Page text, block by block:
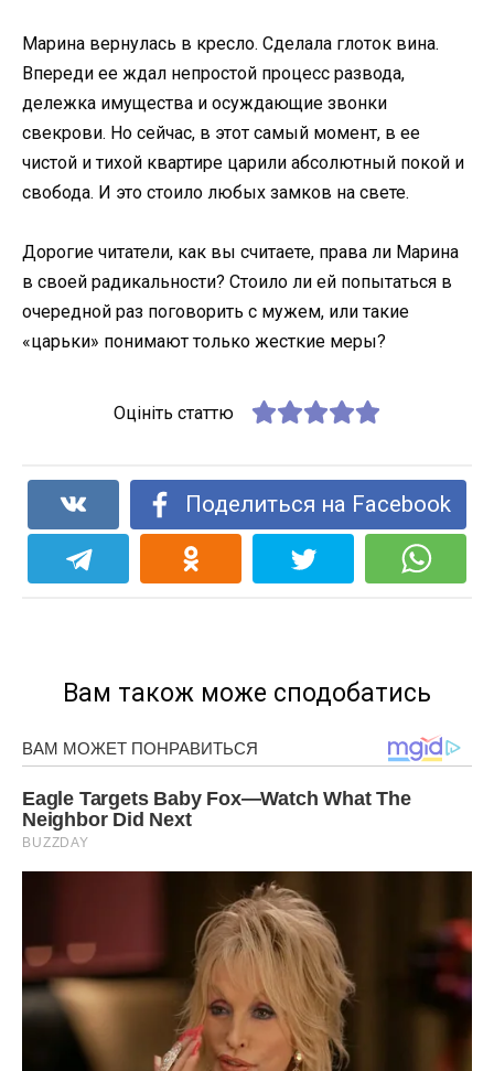
Марина вернулась в кресло. Сделала глоток вина.
Впереди ее ждал непростой процесс развода,
дележка имущества и осуждающие звонки
свекрови. Но сейчас, в этот самый момент, в ее
чистой и тихой квартире царили абсолютный покой и
свобода. И это стоило любых замков на свете.
Дорогие читатели, как вы считаете, права ли Марина
в своей радикальности? Стоило ли ей попытаться в
очередной раз поговорить с мужем, или такие
«царьки» понимают только жесткие меры?
Оцініть статтю
Поделиться на Facebook
Вам також може сподобатись